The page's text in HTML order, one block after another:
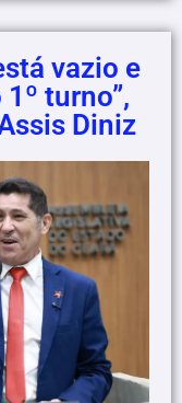
vazio e
turno”,
Diniz